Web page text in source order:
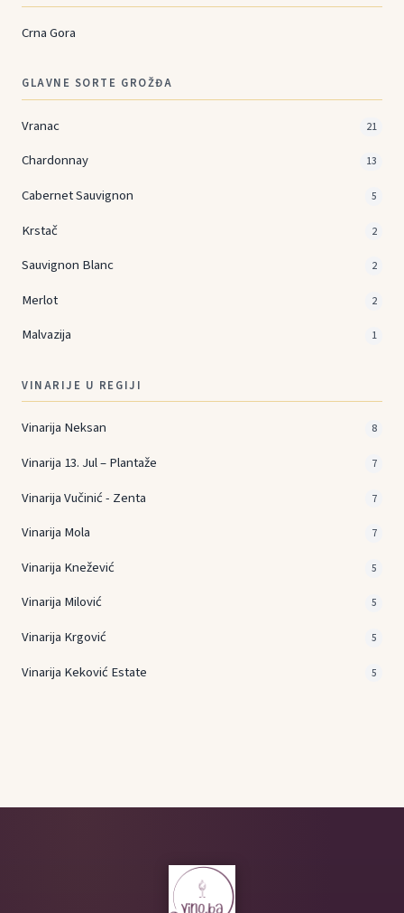
Crna Gora
GLAVNE SORTE GROŽĐA
Vranac 21
Chardonnay 13
Cabernet Sauvignon 5
Krstač 2
Sauvignon Blanc 2
Merlot 2
Malvazija 1
VINARIJE U REGIJI
Vinarija Neksan 8
Vinarija 13. Jul – Plantaže 7
Vinarija Vučinić - Zenta 7
Vinarija Mola 7
Vinarija Knežević 5
Vinarija Milović 5
Vinarija Krgović 5
Vinarija Keković Estate 5